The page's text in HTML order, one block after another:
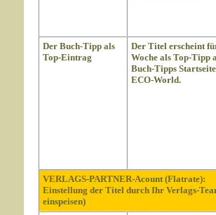
Der Buch-Tipp als
Top-Eintrag
Der Titel erscheint
Woche als Top-Tipp
Buch-Tipps
ECO-World.
VERLAGS-PARTNER-Acount (Flatrate):
Einstellung der Titel durch Ihr Verlags-
einspeisen)